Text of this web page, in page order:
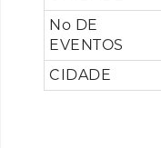
No DE
EVENTOS
CIDADE